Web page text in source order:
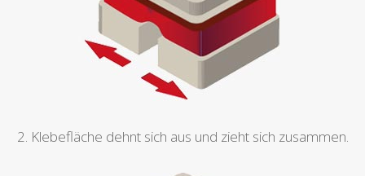
2. Klebefläche dehnt sich aus und zieht sich zusammen.